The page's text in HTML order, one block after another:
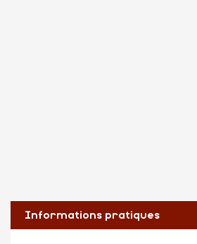
Informations pratiques